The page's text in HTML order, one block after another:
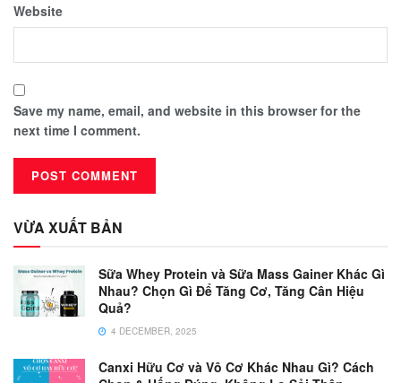
Website
Save my name, email, and website in this browser for the
next time I comment.
VỪA XUẤT BẢN
Sữa Whey Protein và Sữa Mass Gainer Khác Gì
Nhau? Chọn Gì Để Tăng Cơ, Tăng Cân Hiệu
Quả?
4 DECEMBER, 2025
Canxi Hữu Cơ và Vô Cơ Khác Nhau Gì? Cách